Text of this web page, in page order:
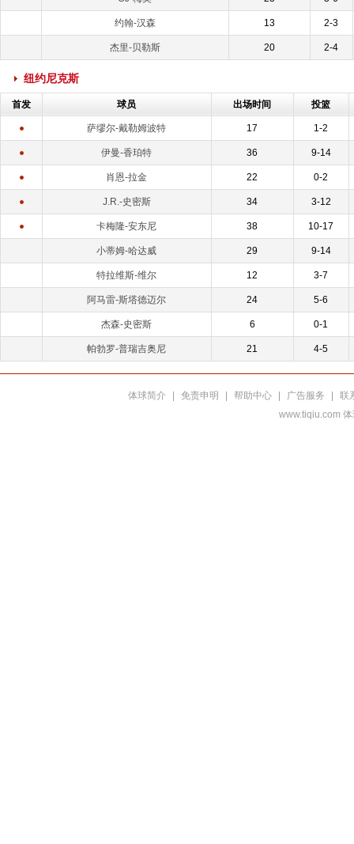
约翰-汉森 13 2-3
杰里-贝勒斯 20 2-4
纽约尼克斯
首发 球员 出场时间 投篮
萨缪尔-戴勒姆波特 17 1-2
伊曼-香珀特 36 9-14
肖恩-拉金 22 0-2
J.R.-史密斯 34 3-12
卡梅隆-安东尼 38 10-17
小蒂姆-哈达威 29 9-14
特拉维斯-维尔 12 3-7
阿马雷-斯塔德迈尔 24 5-6
杰森-史密斯 6 0-1
帕勃罗-普瑞吉奥尼 21 4-5
体球简介 免责申明 帮助中心 广告服务
联
www.tiqiu.com